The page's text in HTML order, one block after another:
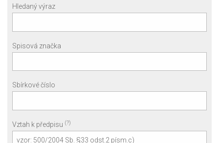
Hledaný výraz
Spisová značka
Sbírkové číslo
Vztah k předpisu (?)